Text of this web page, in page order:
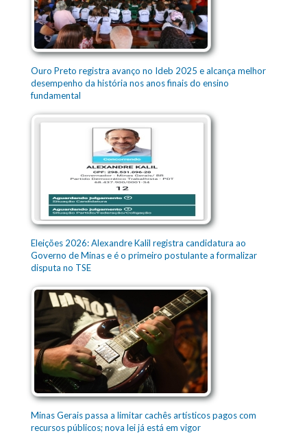
Ouro Preto registra avanço no Ideb 2025 e alcança melhor
desempenho da história nos anos finais do ensino
fundamental
Eleições 2026: Alexandre Kalil registra candidatura ao
Governo de Minas e é o primeiro postulante a formalizar
disputa no TSE
Minas Gerais passa a limitar cachês artísticos pagos com
recursos públicos; nova lei já está em vigor